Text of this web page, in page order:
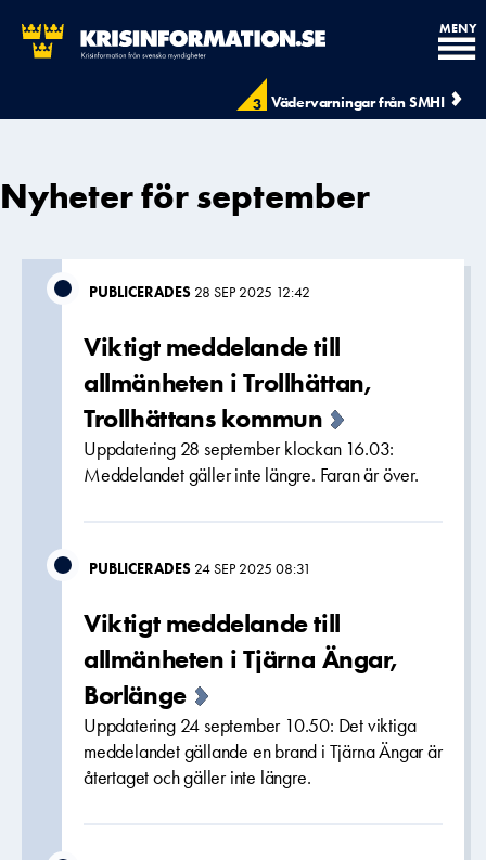
3 Vädervarningar från SMHI
MENY
Nyheter för september
PUBLICERADES 28 SEP 2025 12:42
Viktigt meddelande till
allmänheten i Trollhättan,
Trollhättans kommun
Uppdatering 28 september klockan 16.03:
Meddelandet gäller inte längre. Faran är över.
PUBLICERADES 24 SEP 2025 08:31
Viktigt meddelande till
allmänheten i Tjärna Ängar,
Borlänge
Uppdatering 24 september 10.50: Det viktiga
meddelandet gällande en brand i Tjärna Ängar är
återtaget och gäller inte längre.